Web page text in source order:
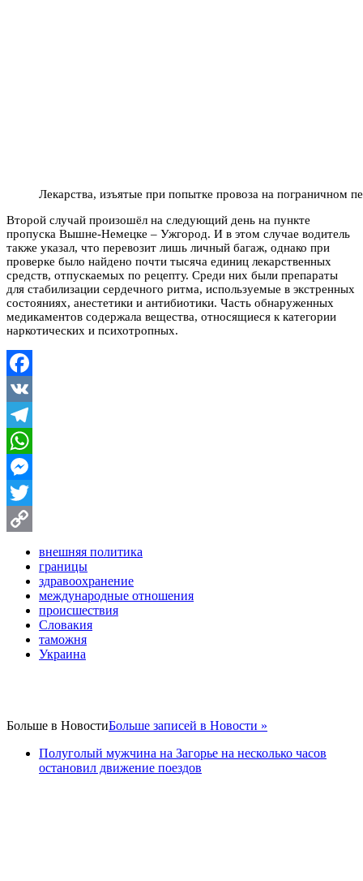
Лекарства, изъятые при попытке провоза на пограничном
Второй случай произошёл на следующий день на пункте
пропуска Вышне-Немецке – Ужгород. И в этом случае водитель
также указал, что перевозит лишь личный багаж, однако при
проверке было найдено почти тысяча единиц лекарственных
средств, отпускаемых по рецепту. Среди них были препараты
для стабилизации сердечного ритма, используемые в экстренных
состояниях, анестетики и антибиотики. Часть обнаруженных
медикаментов содержала вещества, относящиеся к категории
наркотических и психотропных.
Facebook
VK
Telegram
WhatsApp
Messenger
Twitter
Link
внешняя политика
границы
здравоохранение
международные отношения
происшествия
Словакия
таможня
Украина
Больше в НовостиБольше записей в Новости »
Полуголый мужчина на Загорье на несколько часов
остановил движение поездов